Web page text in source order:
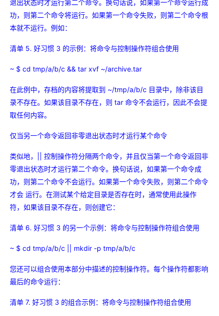
退出状态时才运行第二个命令。换句话说，如果第一个命令运行成
功，则第二个命令将运行。如果第一个命令失败，则第二个命令根
本就不运行。例如：
清单 5. 好习惯 3 的示例：将命令与控制操作符组合使用
~ $ cd tmp/a/b/c && tar xvf ~/archive.tar
在此例中，存档的内容将提取到 ~/tmp/a/b/c 目录中，除非该目
录不存在。如果该目录不存在，则 tar 命令不会运行，因此不会提
取任何内容。
仅当另一个命令返回非零退出状态时才运行某个命令
类似地，|| 控制操作符分隔两个命令，并且仅当第一个命令返回非
零退出状态时才运行第二个命令。换句话说，如果第一个命令成
功，则第二个命令不会运行。如果第一个命令失败，则第二个命令
才会 运行。在测试某个给定目录是否存在时，通常使用此操作
符，如果该目录不存在，则创建它：
清单 6. 好习惯 3 的另一个示例：将命令与控制操作符组合使用
~ $ cd tmp/a/b/c || mkdir -p tmp/a/b/c
您还可以组合使用本部分中描述的控制操作符。每个操作符都影响
最后的命令运行：
清单 7. 好习惯 3 的组合示例：将命令与控制操作符组合使用